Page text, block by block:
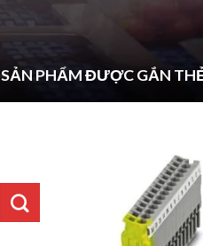
SẢN PHẨM ĐƯỢC GẮN